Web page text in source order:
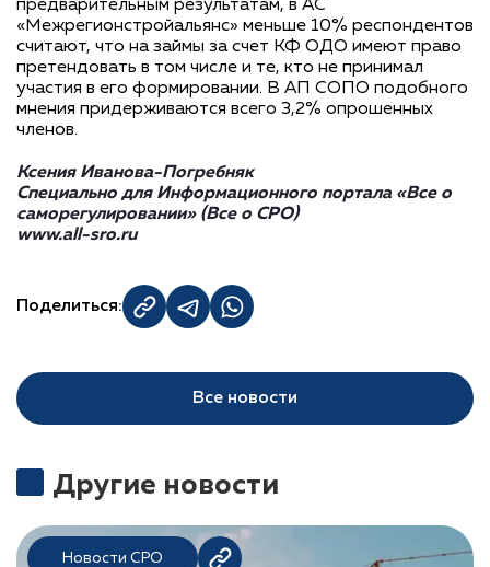
предварительным результатам, в АС
«Межрегионстройальянс» меньше 10% респондентов
считают, что на займы за счет КФ ОДО имеют право
претендовать в том числе и те, кто не принимал
участия в его формировании. В АП СОПО подобного
мнения придерживаются всего 3,2% опрошенных
членов.
Ксения Иванова-Погребняк
Специально для Информационного портала «Все о
саморегулировании» (Все о СРО)
www.all-sro.ru
Поделиться:
Все новости
Другие новости
Новости СРО